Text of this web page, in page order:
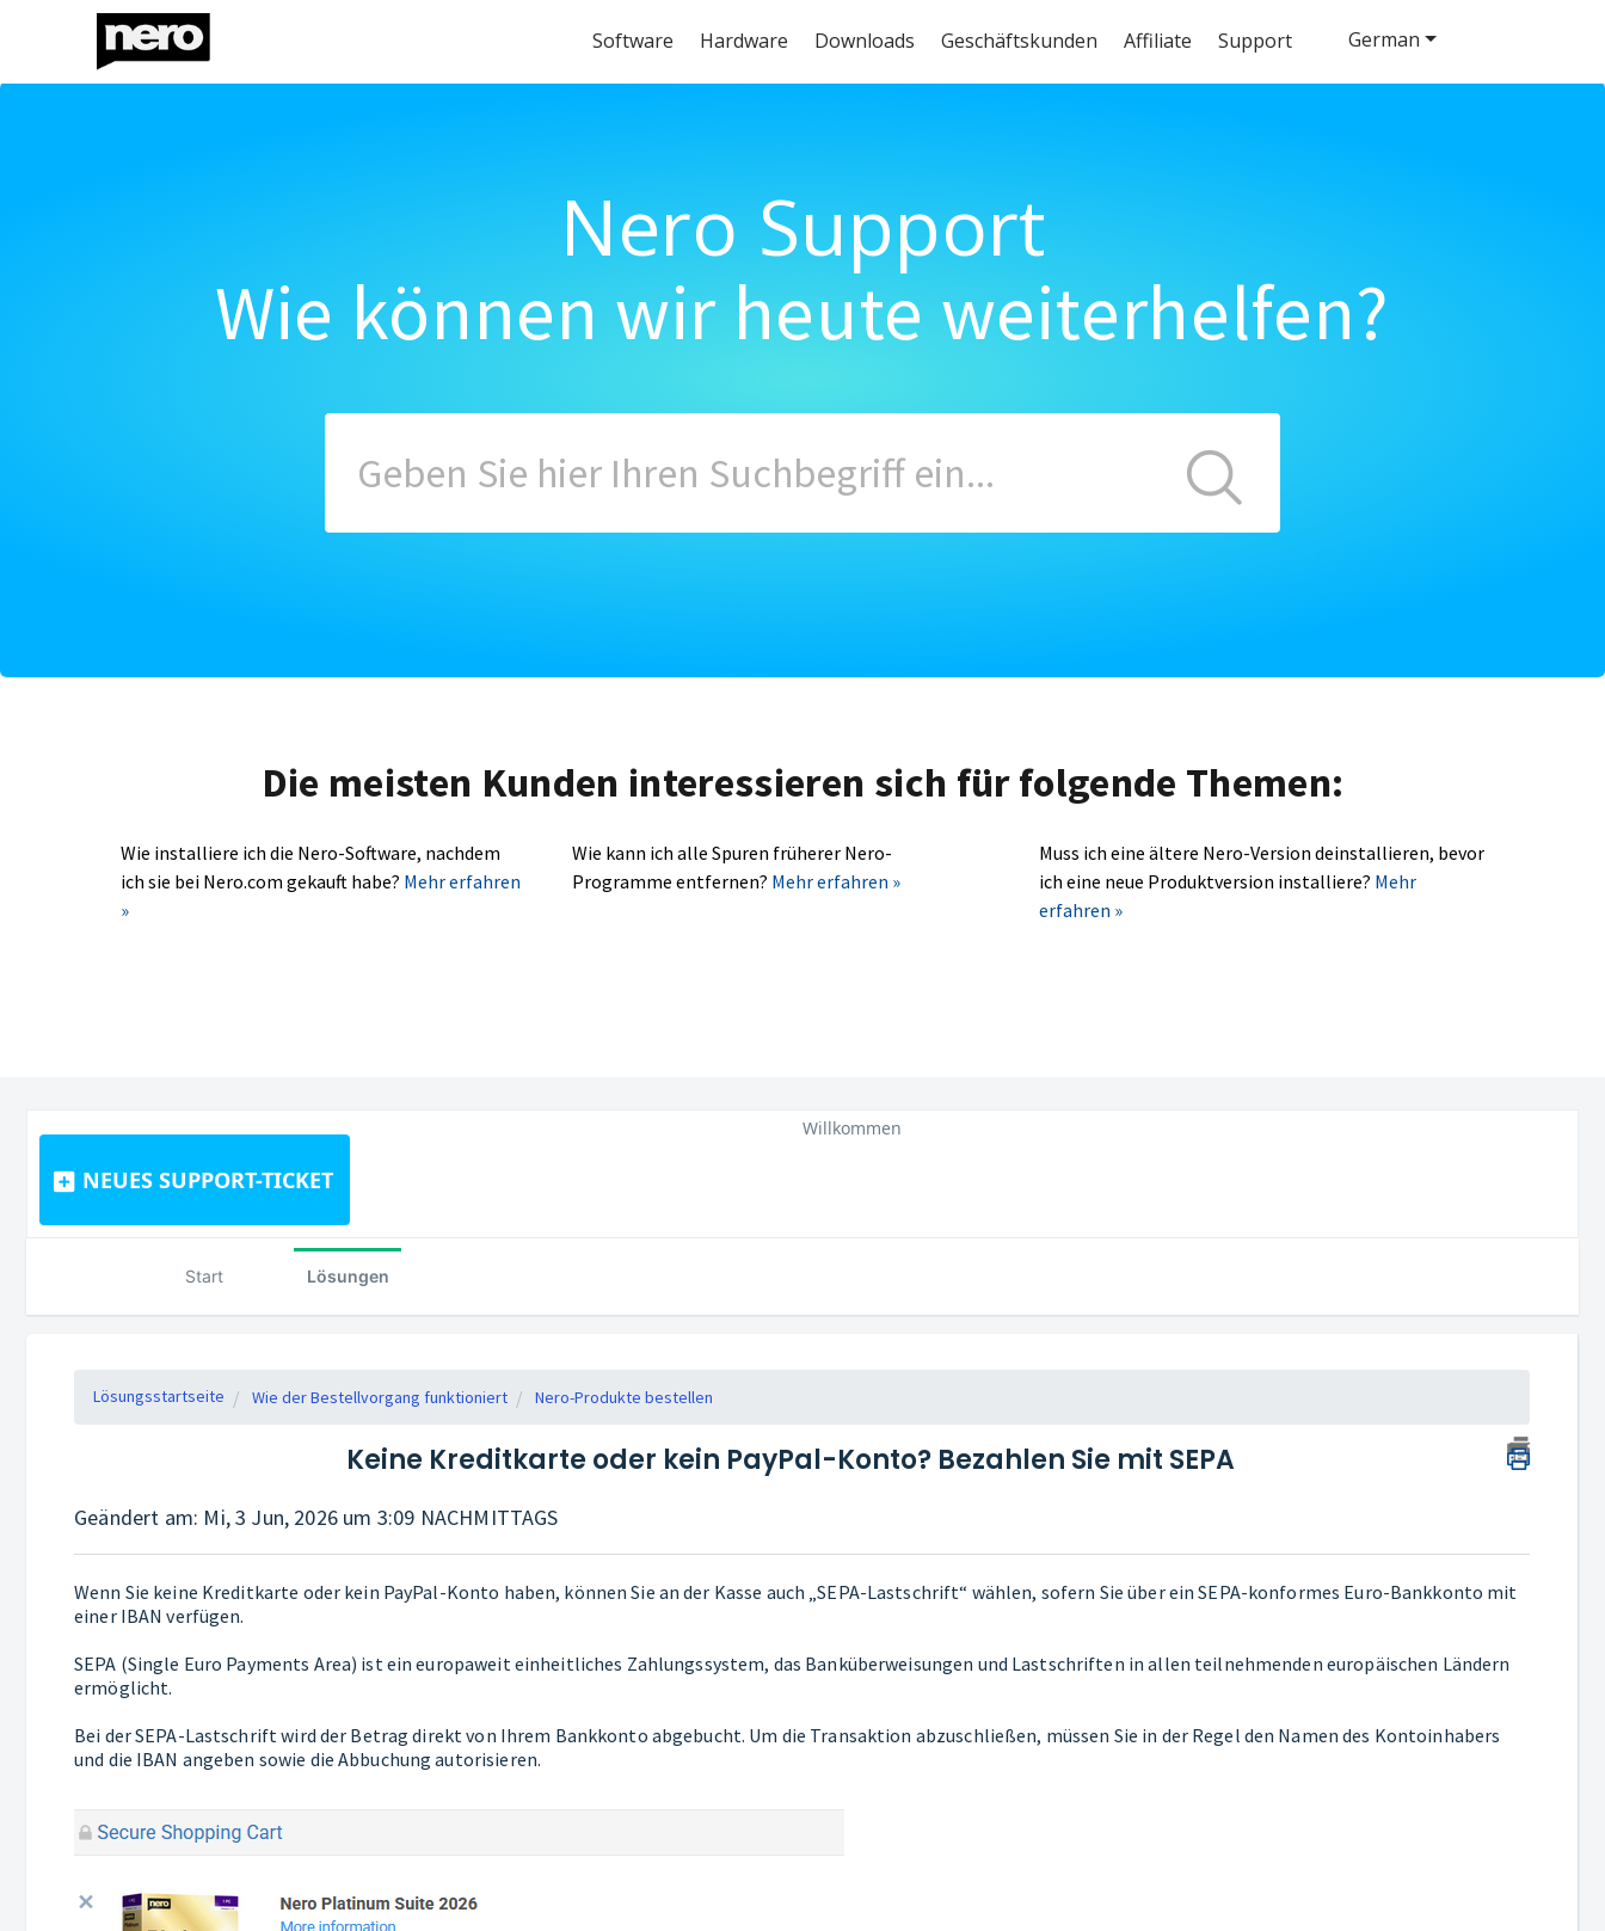
Software Hardware Downloads Geschäftskunden Affiliate Support
Nero Support
Wie können wir heute weiterhelfen?
Die meisten Kunden interessieren sich für folgende Themen:
Wie installiere ich die Nero-Software, nachdem
ich sie bei Nero.com gekauft habe? Mehr erfahren
»
Wie kann ich alle Spuren früherer Nero-
Programme entfernen? Mehr erfahren »
Muss ich eine ältere Nero-Version deinstallieren, bevor
ich eine neue Produktversion installiere? Mehr
erfahren »
NEUES SUPPORT-TICKET
German
Willkommen
Start Lösungen
Lösungsstartseite Wie der Bestellvorgang funktioniert Nero-Produkte bestellen
Keine Kreditkarte oder kein PayPal-Konto? Bezahlen Sie mit SEPA
Geändert am: Mi, 3 Jun, 2026 um 3:09 NACHMITTAGS
Wenn Sie keine Kreditkarte oder kein PayPal-Konto haben, können Sie an der Kasse auch „SEPA-Lastschrift“ wählen, sofern Sie über ein SEPA-konformes Euro-Bankkonto mit
einer IBAN verfügen.
SEPA (Single Euro Payments Area) ist ein europaweit einheitliches Zahlungssystem, das Banküberweisungen und Lastschriften in allen teilnehmenden europäischen Ländern
ermöglicht.
Bei der SEPA-Lastschrift wird der Betrag direkt von Ihrem Bankkonto abgebucht. Um die Transaktion abzuschließen, müssen Sie in der Regel den Namen des Kontoinhabers
und die IBAN angeben sowie die Abbuchung autorisieren.